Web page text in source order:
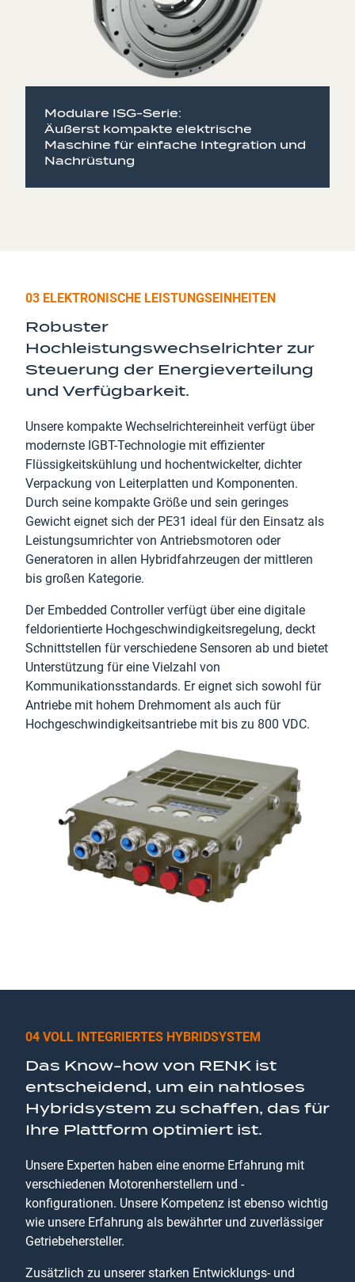
Modulare ISG-Serie:
Äußerst kompakte elektrische
Maschine für einfache Integration und
Nachrüstung
03 ELEKTRONISCHE LEISTUNGSEINHEITEN
Robuster
Hochleistungswechselrichter zur
Steuerung der Energieverteilung
und Verfügbarkeit.
Unsere kompakte Wechselrichtereinheit verfügt über
modernste IGBT-Technologie mit effizienter
Flüssigkeitskühlung und hochentwickelter, dichter
Verpackung von Leiterplatten und Komponenten.
Durch seine kompakte Größe und sein geringes
Gewicht eignet sich der PE31 ideal für den Einsatz als
Leistungsumrichter von Antriebsmotoren oder
Generatoren in allen Hybridfahrzeugen der mittleren
bis großen Kategorie.
Der Embedded Controller verfügt über eine digitale
feldorientierte Hochgeschwindigkeitsregelung, deckt
Schnittstellen für verschiedene Sensoren ab und bietet
Unterstützung für eine Vielzahl von
Kommunikationsstandards. Er eignet sich sowohl für
Antriebe mit hohem Drehmoment als auch für
Hochgeschwindigkeitsantriebe mit bis zu 800 VDC.
04 VOLL INTEGRIERTES HYBRIDSYSTEM
Das Know-how von RENK ist
entscheidend, um ein nahtloses
Hybridsystem zu schaffen, das für
Ihre Plattform optimiert ist.
Unsere Experten haben eine enorme Erfahrung mit
verschiedenen Motorenherstellern und -
konfigurationen. Unsere Kompetenz ist ebenso wichtig
wie unsere Erfahrung als bewährter und zuverlässiger
Getriebehersteller.
Zusätzlich zu unserer starken Entwicklungs- und